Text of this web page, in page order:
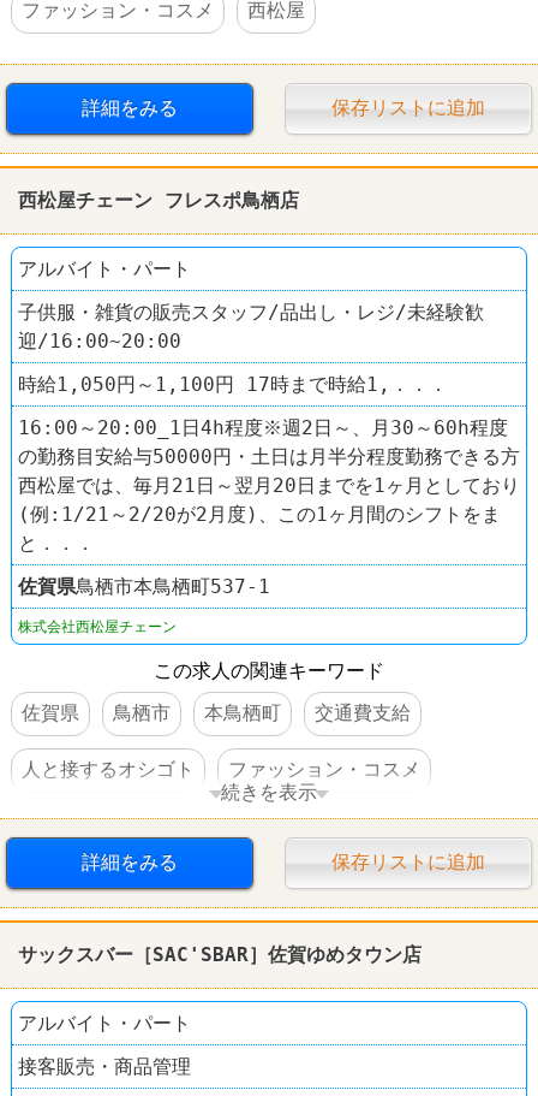
ファッション・コスメ 西松屋
詳細をみる 保存リストに追加
西松屋チェーン フレスポ鳥栖店
アルバイト・パート
子供服・雑貨の販売スタッフ/品出し・レジ/未経験歓
迎/16:00~20:00
時給1,050円～1,100円 17時まで時給1,．．．
16:00～20:00_1日4h程度※週2日～、月30～60h程度
の勤務目安給与50000円・土日は月半分程度勤務できる方
西松屋では、毎月21日～翌月20日までを1ヶ月としており
(例:1/21～2/20が2月度)、この1ヶ月間のシフトをま
と．．．
佐賀県鳥栖市本鳥栖町537-1
株式会社西松屋チェーン
この求人の関連キーワード
佐賀県
鳥栖市 本鳥栖町 交通費支給
人と接するオシゴト ファッション・コスメ
西松屋
続きを表示
詳細をみる 保存リストに追加
サックスバー［SAC'SBAR］佐賀ゆめタウン店
アルバイト・パート
接客販売・商品管理